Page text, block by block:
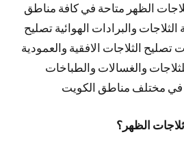
الظهر متاحة في كافة مناطق
والبرادات الهوائية تصليح
تصليح الثلاجات الافقية والعمودية
والغسالات والطباخات
في مختلف مناطق الكويت
الظهر؟